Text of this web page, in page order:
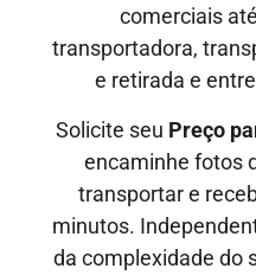
comerciais
transportadora,
e retirada e
Solicite seu Preço
encaminhe fotos
transportar e
minutos.
da complexidade do